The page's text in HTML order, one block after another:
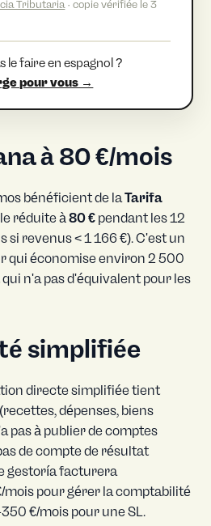
Tributaria · copie vérifiée le 3
le faire en espagnol ?
pour vous →
à 80 €/mois
bénéficient de laTarifa
réduite à80 € pendant les 12
si revenus < 1 166 €). C'est un
qui économise environ 2 500
n'a pas d'équivalent pour les
simplifiée
directe simplifiée tient
dépenses, biens
pas à publier de comptes
de compte de résultat
gestoría facturera
pour gérer la comptabilité
€/mois pour une SL.